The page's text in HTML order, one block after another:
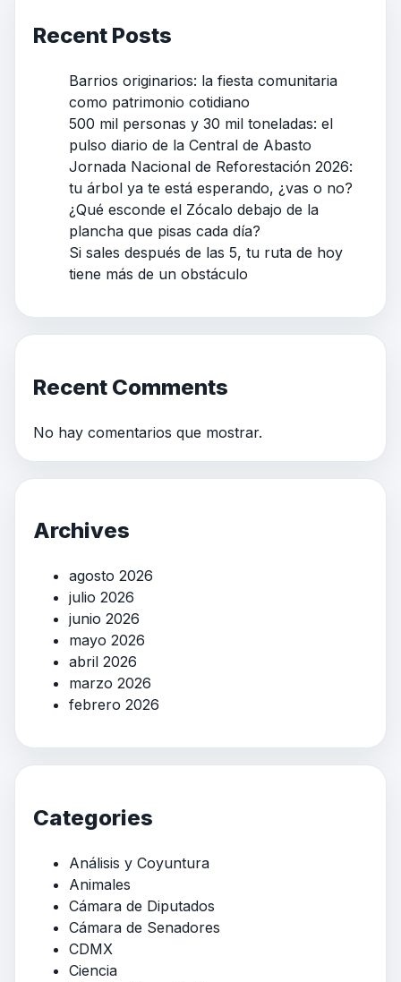
Recent Posts
Barrios originarios: la fiesta comunitaria
como patrimonio cotidiano
500 mil personas y 30 mil toneladas: el
pulso diario de la Central de Abasto
Jornada Nacional de Reforestación 2026:
tu árbol ya te está esperando, ¿vas o no?
¿Qué esconde el Zócalo debajo de la
plancha que pisas cada día?
Si sales después de las 5, tu ruta de hoy
tiene más de un obstáculo
Recent Comments
No hay comentarios que mostrar.
Archives
agosto 2026
julio 2026
junio 2026
mayo 2026
abril 2026
marzo 2026
febrero 2026
Categories
Análisis y Coyuntura
Animales
Cámara de Diputados
Cámara de Senadores
CDMX
Ciencia